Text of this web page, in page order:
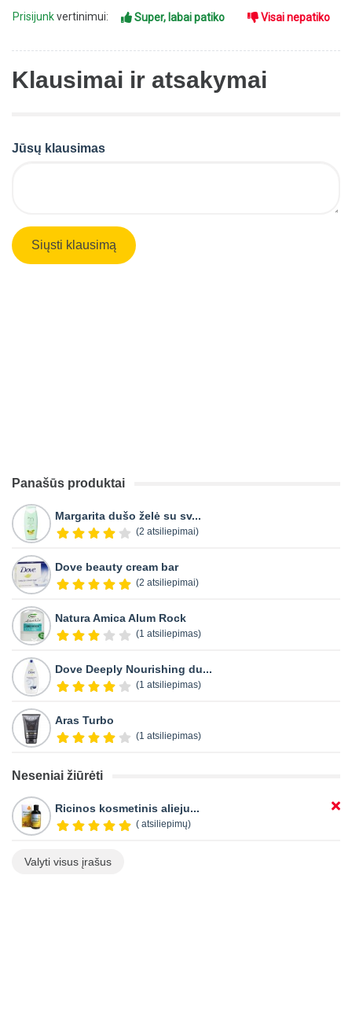
Prisijunkvertinimui: Super, labai patiko Visai nepatiko
Klausimai ir atsakymai
Jūsų klausimas
Panašūs produktai
Margarita dušo želė su sv...
(2 atsiliepimai)
Dove beauty cream bar
(2 atsiliepimai)
Natura Amica Alum Rock
(1 atsiliepimas)
Dove Deeply Nourishing du...
(1 atsiliepimas)
Aras Turbo
(1 atsiliepimas)
Neseniai žiūrėti
Ricinos kosmetinis alieju...
( atsiliepimų)
Valyti visus įrašus